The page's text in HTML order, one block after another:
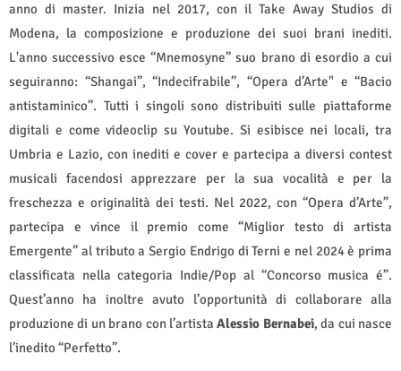
anno di master. Inizia nel 2017, con il Take Away Studios di
Modena, la composizione e produzione dei suoi brani inediti.
L'anno successivo esce “Mnemosyne” suo brano di esordio a cui
seguiranno: “Shangai”, “Indecifrabile”, “Opera d’Arte" e “Bacio
antistaminico”. Tutti i singoli sono distribuiti sulle piattaforme
digitali e come videoclip su Youtube. Si esibisce nei locali, tra
Umbria e Lazio, con inediti e cover e partecipa a diversi contest
musicali facendosi apprezzare per la sua vocalità e per la
freschezza e originalità dei testi. Nel 2022, con “Opera d’Arte”,
partecipa e vince il premio come “Miglior testo di artista
Emergente” al tributo a Sergio Endrigo di Terni e nel 2024 è prima
classificata nella categoria Indie/Pop al “Concorso musica é”.
Quest’anno ha inoltre avuto l’opportunità di collaborare alla
produzione di un brano con l’artistaAlessio Bernabei, da cui nasce
l’inedito “Perfetto”.